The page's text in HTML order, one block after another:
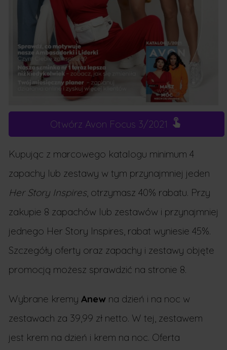
Otwórz Avon Focus 3/2021
Kupując z marcowego katalogu minimum 4
zapachy lub zestawy w tym przynajmniej jeden
Her Story Inspires, otrzymasz 40% rabatu. Przy
zakupie 8 zapachów lub zestawów i przynajmniej
jednego Her Story Inspires, rabat wyniesie 45%.
Szczegóły oferty oraz zapachy i zestawy objęte
promocją możesz sprawdzić na stronie 8.
Wybrane kremy Anewna dzień i na noc w
zestawach za 39,99 zł netto. W tej, zestawem
jest krem na dzień i krem na noc. Oferta